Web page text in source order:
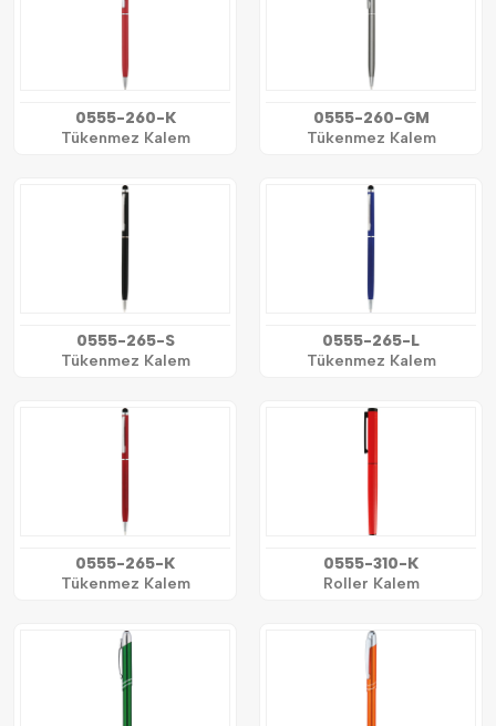
0555-260-K
Tükenmez Kalem
0555-260-GM
Tükenmez Kalem
0555-265-S
Tükenmez Kalem
0555-265-L
Tükenmez Kalem
0555-265-K
Tükenmez Kalem
0555-310-K
Roller Kalem